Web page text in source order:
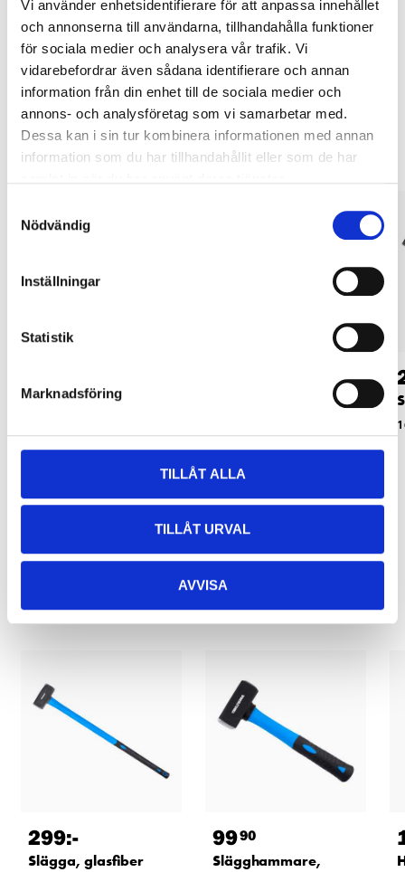
Vi använder enhetsidentifierare för att anpassa innehållet
och annonserna till användarna, tillhandahålla funktioner
för sociala medier och analysera vår trafik. Vi
vidarebefordrar även sådana identifierare och annan
information från din enhet till de sociala medier och
annons- och analysföretag som vi samarbetar med.
Dessa kan i sin tur kombinera informationen med annan
information som du har tillhandahållit eller som de har
Nödvändig
Inställningar
Statistik
Marknadsföring
TILLÅT ALLA
TILLÅT URVAL
AVVISA
tjänsten och våra villkor.
Andra kunder köpte också
Huggmejsel, flat, 300
19-2207 16-163
Relaterade produkter
299:-
Slägga, glasfiber
9990
Slägghammare,